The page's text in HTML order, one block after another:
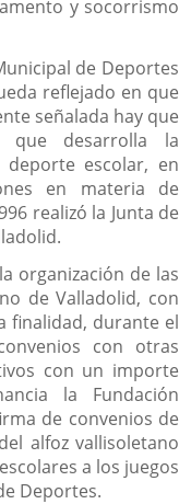
y socorrismo
de Deportes
reflejado en que
señalada hay que
que desarrolla la
escolar, en
en materia de
realizó la Junta de
organización de las
de Valladolid, con
finalidad, durante el
con otras
con un importe
la Fundación
de convenios de
alfoz vallisoletano
a los juegos
Deportes.